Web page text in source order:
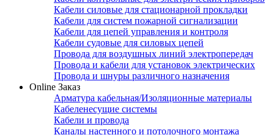
Кабели силовые для стационарной прокладки
Кабели для систем пожарной сигнализации
Кабели для цепей управления и контроля
Кабели судовые для силовых цепей
Провода для воздушных линий электропередач
Провода и кабели для установок электрических
Провода и шнуры различного назначения
Online Заказ
Арматура кабельная/Изоляционные материалы
Кабеленесущие системы
Кабели и провода
Каналы настенного и потолочного монтажа